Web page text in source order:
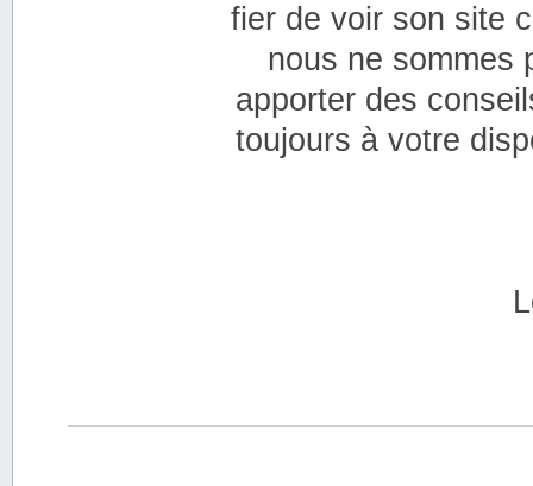
fier de voir son site
nous ne sommes
apporter des
toujours à votre